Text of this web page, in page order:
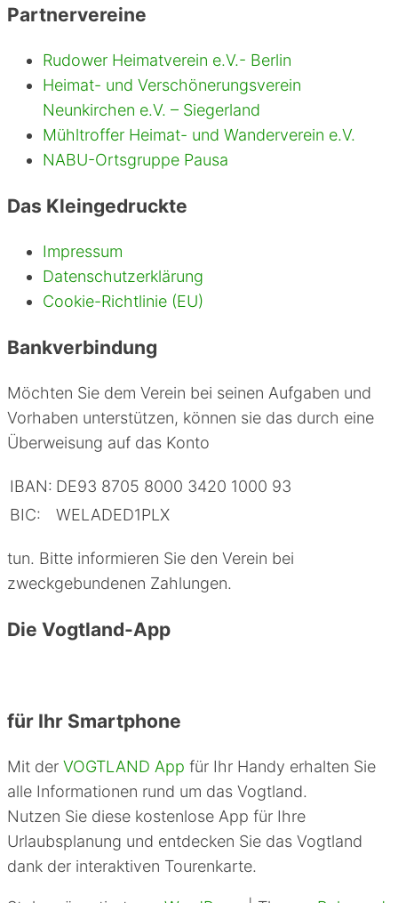
Partnervereine
Rudower Heimatverein e.V.- Berlin
Heimat- und Verschönerungsverein
Neunkirchen e.V. – Siegerland
Mühltroffer Heimat- und Wanderverein e.V.
NABU-Ortsgruppe Pausa
Das Kleingedruckte
Impressum
Datenschutzerklärung
Cookie-Richtlinie (EU)
Bankverbindung
Möchten Sie dem Verein bei seinen Aufgaben und
Vorhaben unterstützen, können sie das durch eine
Überweisung auf das Konto
IBAN: DE93 8705 8000 3420 1000 93
BIC:
WELADED1PLX
tun. Bitte informieren Sie den Verein bei
zweckgebundenen Zahlungen.
Die Vogtland-App
für Ihr Smartphone
Mit der VOGTLAND App für Ihr Handy erhalten Sie
alle Informationen rund um das Vogtland.
Nutzen Sie diese kostenlose App für Ihre
Urlaubsplanung und entdecken Sie das Vogtland
dank der interaktiven Tourenkarte.